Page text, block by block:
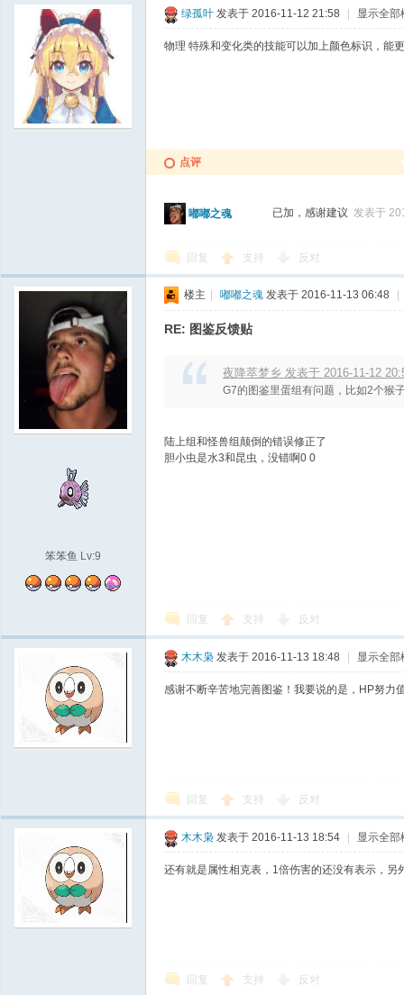
绿孤叶 发表于 2016-11-12 21:58 | 显示全部
物理 特殊和变化类的技能可以加上颜色标识，能
点评
嘟嘟之魂 已加，感谢建议 发表于
回复 支持 反对
笨笨鱼 Lv:9
楼主 嘟嘟之魂 发表于 2016-11-13 06:48
RE: 图鉴反馈贴
夜降萃梦乡 发表于 2016-11-12
G7的图鉴里蛋组有问题，比如2个猴
陆上组和怪兽组颠倒的错误修正了
胆小虫是水3和昆虫，没错啊0 0
回复 支持 反对
木木枭 发表于 2016-11-13 18:48 | 显示全部
感谢不断辛苦地完善图鉴！我要说的是，HP努力
回复 支持 反对
木木枭 发表于 2016-11-13 18:54 | 显示全部
还有就是属性相克表，1倍伤害的还没有表示，
回复 支持 反对